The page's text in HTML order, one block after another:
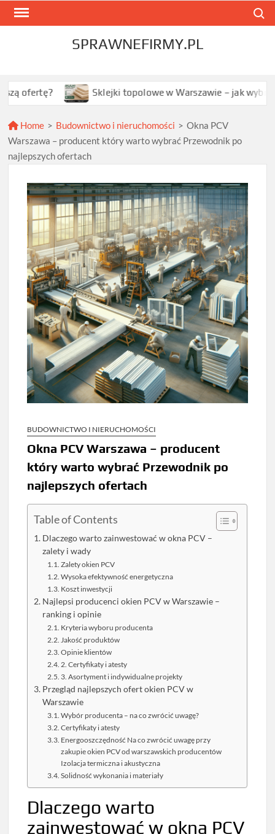
Skip
SPRAWNEFIRMY.PL
Sklejki topolowe w Warszawie – jak wybrać najlepszą
Home > Budownictwo i nieruchomości > Okna PCV
Warszawa – producent który warto wybrać Przewodnik po
najlepszych ofertach
BUDOWNICTWO I NIERUCHOMOŚCI
Okna PCV Warszawa – producent
który warto wybrać Przewodnik po
najlepszych ofertach
Table of Contents
Dlaczego warto zainwestować w okna PCV –
zalety i wady
Zalety okien PCV
Wysoka efektywność energetyczna
Koszt inwestycji
Najlepsi producenci okien PCV w Warszawie –
ranking i opinie
Kryteria wyboru producenta
Jakość produktów
Opinie klientów
2. Certyfikaty i atesty
3. Asortyment i indywidualne projekty
Przegląd najlepszych ofert okien PCV w
Warszawie
Wybór producenta – na co zwrócić uwagę?
Certyfikaty i atesty
Energooszczędność Na co zwrócić uwagę przy
zakupie okien PCV od warszawskich producentów
Izolacja termiczna i akustyczna
Solidność wykonania i materiały
Dlaczego warto
zainwestować w okna PCV